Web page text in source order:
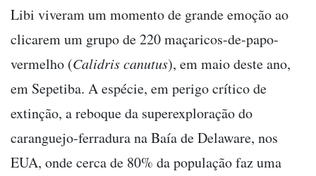
Libi viveram um momento de grande emoção ao
clicarem um grupo de 220 maçaricos-de-papo-
vermelho (Calidris canutus), em maio deste ano,
em Sepetiba. A espécie, em perigo crítico de
extinção, a reboque da superexploração do
caranguejo-ferradura na Baía de Delaware, nos
EUA, onde cerca de 80% da população faz uma